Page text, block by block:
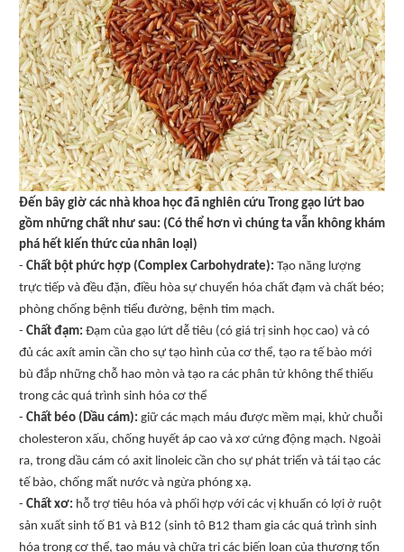
Đến bây giờ các nhà khoa học đã nghiên cứu Trong gạo lứt bao
gồm những chất như sau: (Có thể hơn vì chúng ta vẫn không khám
phá hết kiến thức của nhân loại)
- Chất bột phức hợp (Complex Carbohydrate): Tạo năng lượng
trực tiếp và đều đặn, điều hòa sự chuyển hóa chất đạm và chất béo;
phòng chống bệnh tiểu đường, bệnh tim mạch.
- Chất đạm: Đạm của gạo lứt dễ tiêu (có giá trị sinh học cao) và có
đủ các axít amin cần cho sự tạo hình của cơ thể, tạo ra tế bào mới
bù đắp những chỗ hao mòn và tạo ra các phân tử không thể thiếu
trong các quá trình sinh hóa cơ thể
- Chất béo (Dầu cám): giữ các mạch máu được mềm mại, khử chuỗi
cholesteron xấu, chống huyết áp cao và xơ cứng động mạch. Ngoài
ra, trong dầu cám có axit linoleic cần cho sự phát triển và tái tạo các
tế bào, chống mất nước và ngừa phóng xạ.
- Chất xơ: hỗ trợ tiêu hóa và phối hợp với các vị khuẩn có lợi ở ruột
sản xuất sinh tố B1 và B12 (sinh tô B12 tham gia các quá trình sinh
hóa trong cơ thể, tạo máu và chữa trị các biến loạn của thương tổn